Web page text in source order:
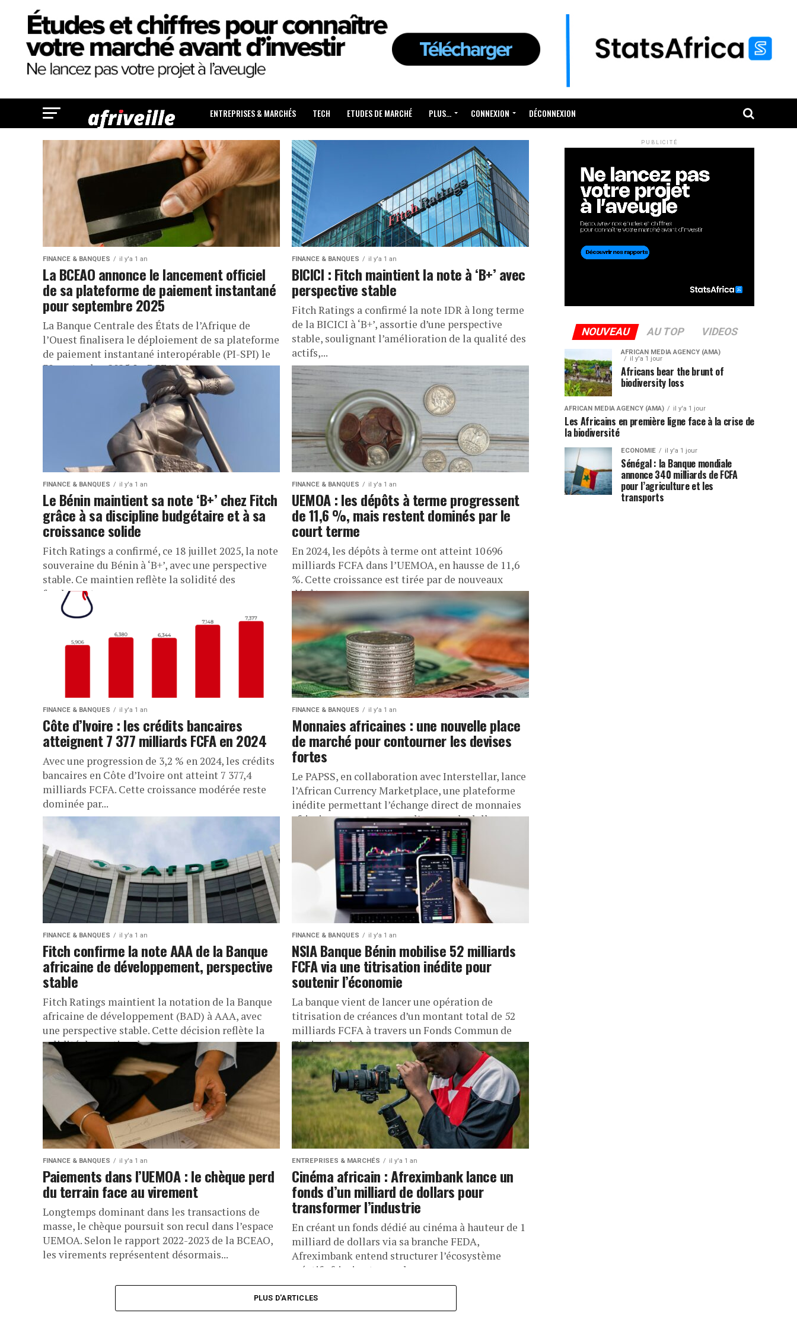
ENTREPRISES & MARCHÉS TECH ETUDES DE MARCHÉ PLUS… CONNEXION DÉCONNEXION
FINANCE & BANQUES il y'a 1 an
La BCEAO annonce le lancement officiel
de sa plateforme de paiement instantané
pour septembre 2025
La Banque Centrale des États de l’Afrique de
l’Ouest finalisera le déploiement de sa plateforme
de paiement instantané interopérable (PI-SPI) le
30 septembre 2025. La BCEAO...
FINANCE & BANQUES il y'a 1 an
BICICI : Fitch maintient la note à ‘B+’ avec
perspective stable
Fitch Ratings a confirmé la note IDR à long terme
de la BICICI à ‘B+’, assortie d’une perspective
stable, soulignant l’amélioration de la qualité des
actifs,...
FINANCE & BANQUES il y'a 1 an
Le Bénin maintient sa note ‘B+’ chez Fitch
grâce à sa discipline budgétaire et à sa
croissance solide
Fitch Ratings a confirmé, ce 18 juillet 2025, la note
souveraine du Bénin à ‘B+’, avec une perspective
stable. Ce maintien reflète la solidité des
fondamentaux...
FINANCE & BANQUES il y'a 1 an
UEMOA : les dépôts à terme progressent
de 11,6 %, mais restent dominés par le
court terme
En 2024, les dépôts à terme ont atteint 10 696
milliards FCFA dans l’UEMOA, en hausse de 11,6
%. Cette croissance est tirée par de nouveaux
dépôts...
FINANCE & BANQUES il y'a 1 an
Côte d’Ivoire : les crédits bancaires
atteignent 7 377 milliards FCFA en 2024
Avec une progression de 3,2 % en 2024, les crédits
bancaires en Côte d’Ivoire ont atteint 7 377,4
milliards FCFA. Cette croissance modérée reste
dominée par...
FINANCE & BANQUES il y'a 1 an
Monnaies africaines : une nouvelle place
de marché pour contourner les devises
fortes
Le PAPSS, en collaboration avec Interstellar, lance
l’African Currency Marketplace, une plateforme
inédite permettant l’échange direct de monnaies
africaines sans passer par l’euro ou le dollar....
FINANCE & BANQUES il y'a 1 an
Fitch confirme la note AAA de la Banque
africaine de développement, perspective
stable
Fitch Ratings maintient la notation de la Banque
africaine de développement (BAD) à AAA, avec
une perspective stable. Cette décision reflète la
solidité du soutien des...
FINANCE & BANQUES il y'a 1 an
NSIA Banque Bénin mobilise 52 milliards
FCFA via une titrisation inédite pour
soutenir l’économie
La banque vient de lancer une opération de
titrisation de créances d’un montant total de 52
milliards FCFA à travers un Fonds Commun de
Titrisation de...
FINANCE & BANQUES il y'a 1 an
Paiements dans l’UEMOA : le chèque perd
du terrain face au virement
Longtemps dominant dans les transactions de
masse, le chèque poursuit son recul dans l’espace
UEMOA. Selon le rapport 2022-2023 de la BCEAO,
les virements représentent désormais...
ENTREPRISES & MARCHÉS il y'a 1 an
Cinéma africain : Afreximbank lance un
fonds d’un milliard de dollars pour
transformer l’industrie
En créant un fonds dédié au cinéma à hauteur de 1
milliard de dollars via sa branche FEDA,
Afreximbank entend structurer l’écosystème
créatif africain et propulser...
PLUS D'ARTICLES
PUBLICITÉ
NOUVEAU AU TOP VIDEOS
AFRICAN MEDIA AGENCY (AMA)
il y'a 1 jour
Africans bear the brunt of
biodiversity loss
AFRICAN MEDIA AGENCY (AMA) il y'a 1 jour
Les Africains en première ligne face à la crise de
la biodiversité
ECONOMIE il y'a 1 jour
Sénégal : la Banque mondiale
annonce 340 milliards de FCFA
pour l’agriculture et les
transports